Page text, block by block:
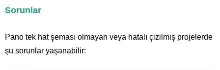
Sorunlar
Pano tek hat şeması olmayan veya hatalı çizilmiş projelerde
şu sorunlar yaşanabilir: